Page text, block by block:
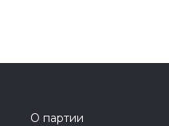
О партии